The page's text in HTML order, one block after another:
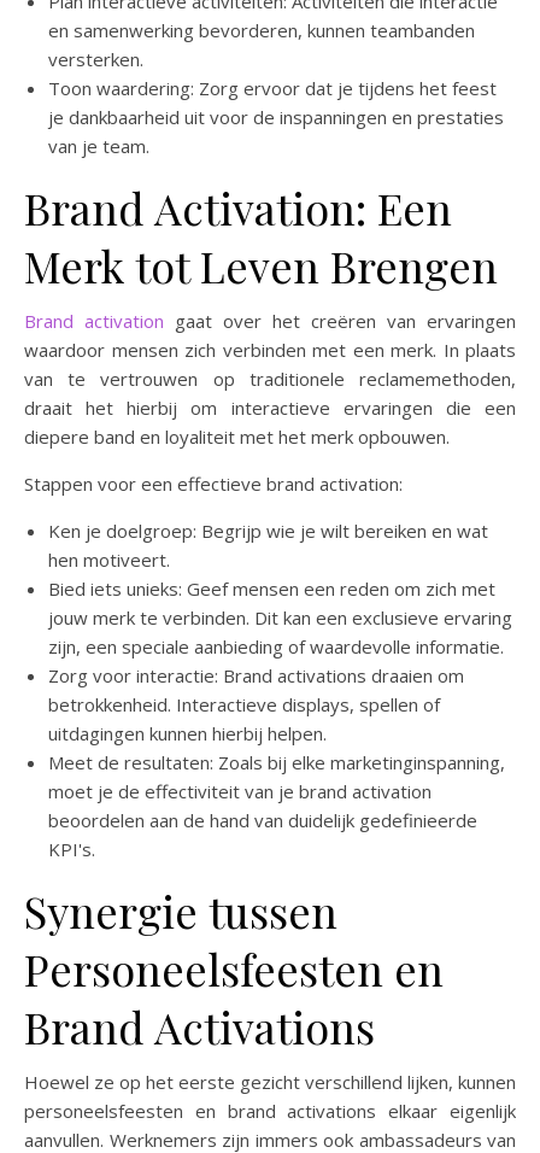
en samenwerking bevorderen, kunnen teambanden
versterken.
Toon waardering: Zorg ervoor dat je tijdens het feest
je dankbaarheid uit voor de inspanningen en prestaties
van je team.
Brand Activation: Een
Merk tot Leven Brengen
Brand activation gaat over het creëren van ervaringen
waardoor mensen zich verbinden met een merk. In plaats
van te vertrouwen op traditionele reclamemethoden,
draait het hierbij om interactieve ervaringen die een
diepere band en loyaliteit met het merk opbouwen.
Stappen voor een effectieve brand activation:
Ken je doelgroep: Begrijp wie je wilt bereiken en wat
hen motiveert.
Bied iets unieks: Geef mensen een reden om zich met
jouw merk te verbinden. Dit kan een exclusieve ervaring
zijn, een speciale aanbieding of waardevolle informatie.
Zorg voor interactie: Brand activations draaien om
betrokkenheid. Interactieve displays, spellen of
uitdagingen kunnen hierbij helpen.
Meet de resultaten: Zoals bij elke marketinginspanning,
moet je de effectiviteit van je brand activation
beoordelen aan de hand van duidelijk gedefinieerde
KPI's.
Synergie tussen
Personeelsfeesten en
Brand Activations
Hoewel ze op het eerste gezicht verschillend lijken, kunnen
personeelsfeesten en brand activations elkaar eigenlijk
aanvullen. Werknemers zijn immers ook ambassadeurs van